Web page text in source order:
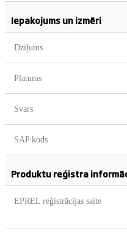
Iepakojums un izmēri
Dziļums
Platums
Svars
SAP kods
Produktu reģistra
EPREL reģistrācijas saite